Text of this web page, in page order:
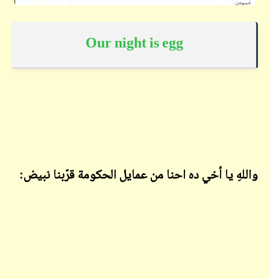
Our night is egg
واللهِ يا أخي ده احنا من عمايل الحكومة قرّبنا نبيض: